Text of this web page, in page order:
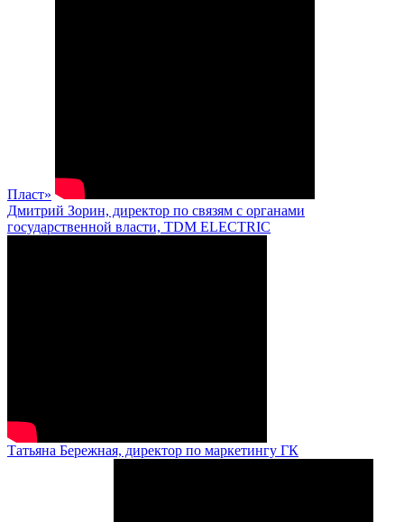
Пласт»
Дмитрий Зорин, директор по связям с органами
государственной власти, TDM ELECTRIC
Татьяна Бережная, директор по маркетингу ГК